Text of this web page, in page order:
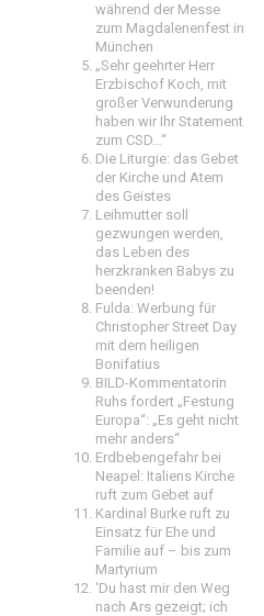
während der Messe
zum Magdalenenfest in
München
„Sehr geehrter Herr
Erzbischof Koch, mit
großer Verwunderung
haben wir Ihr Statement
zum CSD…“
Die Liturgie: das Gebet
der Kirche und Atem
des Geistes
Leihmutter soll
gezwungen werden,
das Leben des
herzkranken Babys zu
beenden!
Fulda: Werbung für
Christopher Street Day
mit dem heiligen
Bonifatius
BILD-Kommentatorin
Ruhs fordert „Festung
Europa“: „Es geht nicht
mehr anders“
Erdbebengefahr bei
Neapel: Italiens Kirche
ruft zum Gebet auf
Kardinal Burke ruft zu
Einsatz für Ehe und
Familie auf – bis zum
Martyrium
'Du hast mir den Weg
nach Ars gezeigt; ich